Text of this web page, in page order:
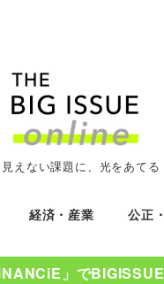
見えない課題に、光をあてる
経済・産業 公正
」で